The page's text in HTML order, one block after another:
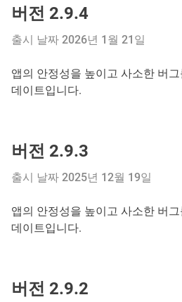
버전 2.9.4
출시 날짜 2026년 1월 21일
앱의 안정성을 높이고 사소한 버
데이트입니다.
버전 2.9.3
출시 날짜 2025년 12월 19일
앱의 안정성을 높이고 사소한 버
데이트입니다.
버전 2.9.2